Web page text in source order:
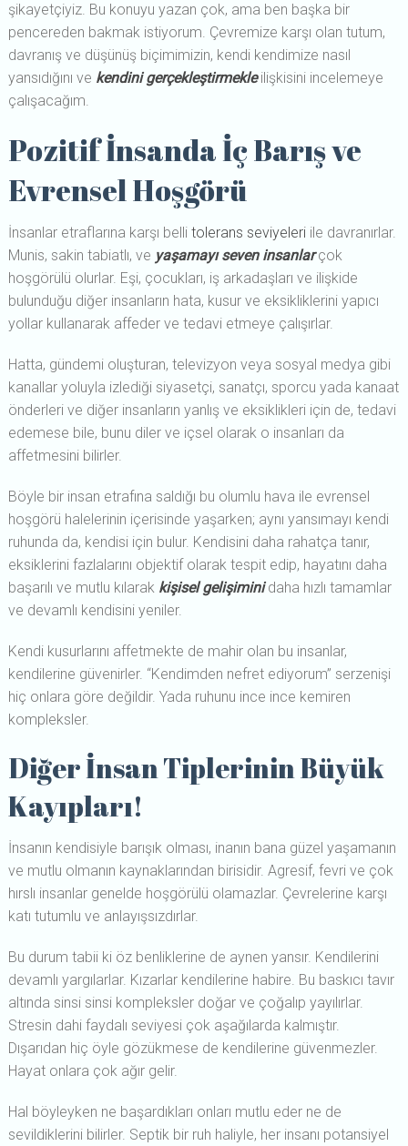
şikayetçiyiz. Bu konuyu yazan çok, ama ben başka bir
pencereden bakmak istiyorum. Çevremize karşı olan tutum,
davranış ve düşünüş biçimimizin, kendi kendimize nasıl
yansıdığını ve kendini gerçekleştirmekleilişkisini incelemeye
çalışacağım.
Pozitif İnsanda İç Barış ve
Evrensel Hoşgörü
İnsanlar etraflarına karşı belli tolerans seviyeleriile davranırlar.
Munis, sakin tabiatlı, ve yaşamayı seven insanlarçok
hoşgörülü olurlar. Eşi, çocukları, iş arkadaşları ve ilişkide
bulunduğu diğer insanların hata, kusur ve eksikliklerini yapıcı
yollar kullanarak affeder ve tedavi etmeye çalışırlar.
Hatta, gündemi oluşturan, televizyon veya sosyal medya gibi
kanallar yoluyla izlediği siyasetçi, sanatçı, sporcu yada kanaat
önderleri ve diğer insanların yanlış ve eksiklikleri için de, tedavi
edemese bile, bunu diler ve içsel olarak o insanları da
affetmesini bilirler.
Böyle bir insan etrafına saldığı bu olumlu hava ile evrensel
hoşgörü halelerinin içerisinde yaşarken; aynı yansımayı kendi
ruhunda da, kendisi için bulur. Kendisini daha rahatça tanır,
eksiklerini fazlalarını objektif olarak tespit edip, hayatını daha
başarılı ve mutlu kılarak kişisel gelişiminidaha hızlı tamamlar
ve devamlı kendisini yeniler.
Kendi kusurlarını affetmekte de mahir olan bu insanlar,
kendilerine güvenirler. “Kendimden nefret ediyorum” serzenişi
hiç onlara göre değildir. Yada ruhunu ince ince kemiren
kompleksler.
Diğer İnsan Tiplerinin Büyük
Kayıpları!
İnsanın kendisiyle barışık olması, inanın bana güzel yaşamanın
ve mutlu olmanın kaynaklarından birisidir. Agresif, fevri ve çok
hırslı insanlar genelde hoşgörülü olamazlar. Çevrelerine karşı
katı tutumlu ve anlayışsızdırlar.
Bu durum tabii ki öz benliklerine de aynen yansır. Kendilerini
devamlı yargılarlar. Kızarlar kendilerine habire. Bu baskıcı tavır
altında sinsi sinsi kompleksler doğar ve çoğalıp yayılırlar.
Stresin dahi faydalı seviyesi çok aşağılarda kalmıştır.
Dışarıdan hiç öyle gözükmese de kendilerine güvenmezler.
Hayat onlara çok ağır gelir.
Hal böyleyken ne başardıkları onları mutlu eder ne de
sevildiklerini bilirler. Septik bir ruh haliyle, her insanı potansiyel